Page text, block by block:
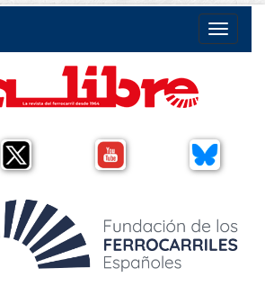
Toggle